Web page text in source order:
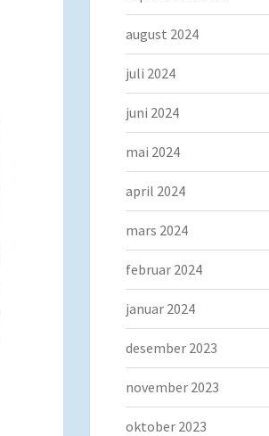
august 2024
juli 2024
juni 2024
mai 2024
april 2024
mars 2024
februar 2024
januar 2024
desember 2023
november 2023
oktober 2023